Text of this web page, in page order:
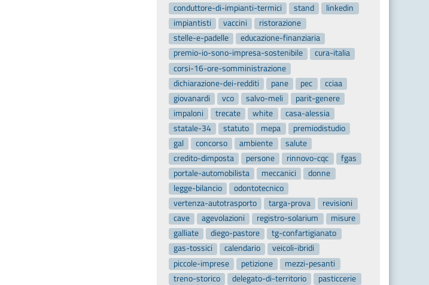
conduttore-di-impianti-termici
stand
linkedin
impiantisti
vaccini
ristorazione
stelle-e-padelle
educazione-finanziaria
premio-io-sono-impresa-sostenibile
cura-italia
corsi-16-ore-somministrazione
dichiarazione-dei-redditi
pane pec
cciaa
giovanardi
vco salvo-meli
parit-genere
impaloni
trecate white
casa-alessia
statale-34
statuto mepa
premiodistudio
gal
concorso ambiente
salute
credito-dimposta
persone rinnovo-cqc
fgas
portale-automobilista
meccanici
donne
legge-bilancio
odontotecnico
vertenza-autotrasporto
targa-prova
revisioni
cave
agevolazioni registro-solarium
misure
galliate
diego-pastore
tg-confartigianato
gas-tossici
calendario
veicoli-ibridi
piccole-imprese
petizione
mezzi-pesanti
treno-storico
delegato-di-territorio
pasticcerie